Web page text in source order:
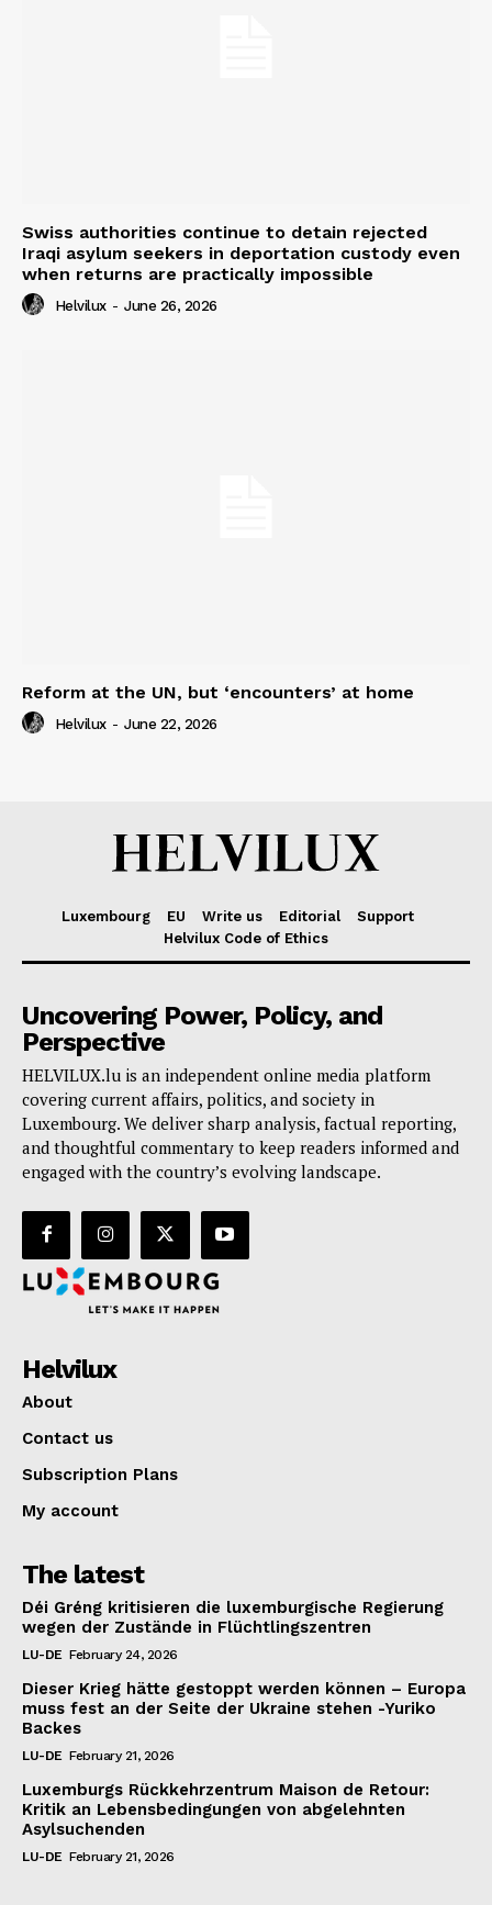
Swiss authorities continue to detain rejected
Iraqi asylum seekers in deportation custody even
when returns are practically impossible
Helvilux - June 26, 2026
Reform at the UN, but ‘encounters’ at home
Helvilux - June 22, 2026
Luxembourg EU Write us Editorial
Support
Helvilux Code of Ethics
Uncovering Power, Policy, and
Perspective
HELVILUX.lu is an independent online media platform
covering current affairs, politics, and society in
Luxembourg. We deliver sharp analysis, factual reporting,
and thoughtful commentary to keep readers informed and
engaged with the country’s evolving landscape.
Helvilux
About
Contact us
Subscription Plans
My account
The latest
Déi Gréng kritisieren die luxemburgische Regierung
wegen der Zustände in Flüchtlingszentren
LU-DE February 24, 2026
Dieser Krieg hätte gestoppt werden können – Europa
muss fest an der Seite der Ukraine stehen -Yuriko
Backes
LU-DE February 21, 2026
Luxemburgs Rückkehrzentrum Maison de Retour:
Kritik an Lebensbedingungen von abgelehnten
Asylsuchenden
LU-DE February 21, 2026